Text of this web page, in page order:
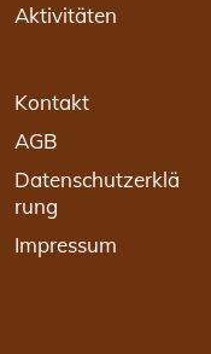
Aktivitäten
Kontakt
AGB
Datenschutzerklä
rung
Impressum